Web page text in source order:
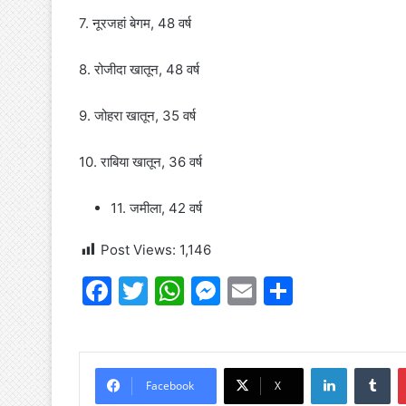
7. नूरजहां बेगम, 48 वर्ष
8. रोजीदा खातून, 48 वर्ष
9. जोहरा खातून, 35 वर्ष
10. राबिया खातून, 36 वर्ष
11. जमीला, 42 वर्ष
Post Views: 1,146
F
c
e
T
itt
er
W
at
s
M
s
s
E
ai
l
ar
e
Facebook X
LinkedIn